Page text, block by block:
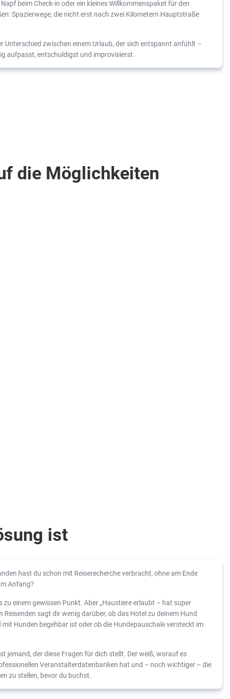
beim Check-in oder ein kleines Willkommenspaket für den
Spazierwege, die nicht erst nach zwei Kilometern Hauptstraße
Unterschied zwischen einem Urlaub, der sich entspannt anfühlt –
aufpasst, entschuldigst und improvisierst.
die Möglichkeiten
ist
hast du schon mit Reiserecherche verbracht, ohne am Ende
Anfang?
einem gewissen Punkt. Aber „Haustiere erlaubt – hat super
Reisenden sagt dir wenig darüber, ob das Hotel zu deinem Hund
Hunden begehbar ist oder ob die Hundepauschale versteckt im
jemand, der diese Fragen für dich stellt. Der weiß, worauf es
Veranstalterdatenbanken hat und – noch wichtiger – die
zu stellen, bevor du buchst.